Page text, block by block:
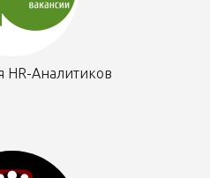
HR-Аналитиков